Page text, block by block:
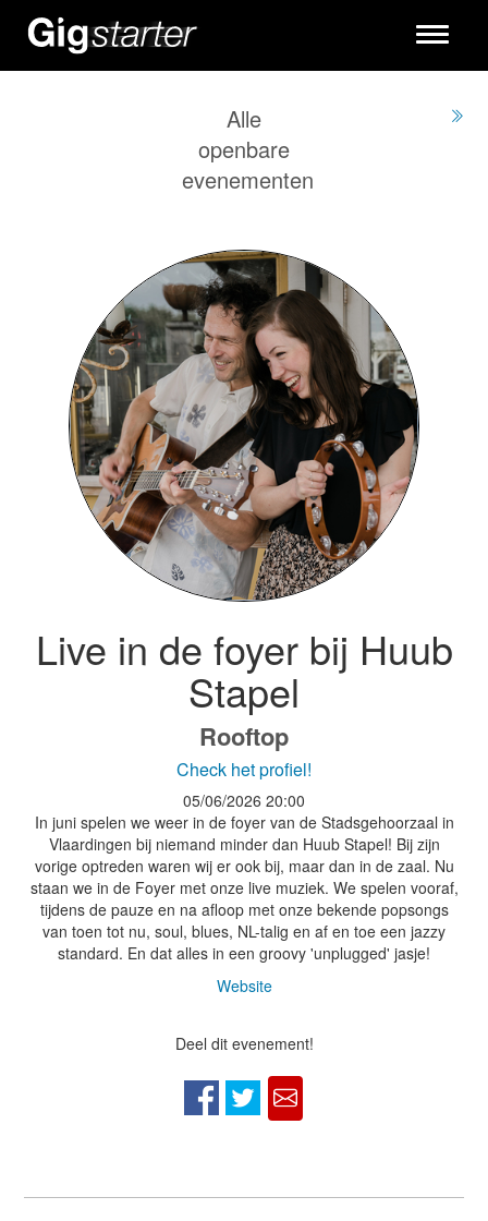
Toggle
Alle
openbare
evenementen
Live in de foyer bij Huub
Stapel
Rooftop
Check het profiel!
05/06/2026 20:00
In juni spelen we weer in de foyer van de Stadsgehoorzaal in
Vlaardingen bij niemand minder dan Huub Stapel! Bij zijn
vorige optreden waren wij er ook bij, maar dan in de zaal. Nu
staan we in de Foyer met onze live muziek. We spelen vooraf,
tijdens de pauze en na afloop met onze bekende popsongs
van toen tot nu, soul, blues, NL-talig en af en toe een jazzy
standard. En dat alles in een groovy 'unplugged' jasje!
Website
Deel dit evenement!